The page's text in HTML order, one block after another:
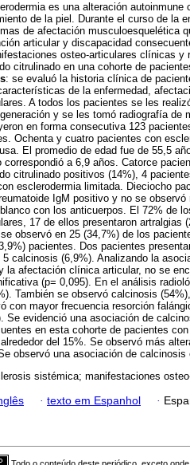
es una alteración autoinmune
de la piel. Durante el curso de la
de afectación musculoesquelética
articular y discapacidad
osteo-articulares clínicas y
citrulinado en una cohorte de
: se evaluó la historia clínica de
de la enfermedad,
A todos los pacientes se les
y se les tomó radiografía de
en forma consecutiva 123
Ochenta y cuatro pacientes con
El promedio de edad fue de 55,5
a 6,9 años. Catorce
citrulinado positivos (14%), 4
esclerodermia limitada. Dieciocho
IgM positivo y no se observó
con los anticuerpos. El 72% de
17 de ellos presentaron artralgias
observó en 25 (34,7%) de los
pacientes. Dos pacientes
calcinosis (6,9%). Analizando la
la afectación clínica articular, no se
(p= 0,095). En el análisis
También se observó calcinosis
con mayor frecuencia resorción
Se evidenció una asociación de
en esta cohorte de pacientes
del 15%. Se observó más
observó una asociación de calcinosis
sistémica; manifestaciones
· texto em Espanhol ·